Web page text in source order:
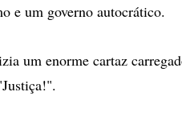
e um governo autocrático.
um enorme cartaz